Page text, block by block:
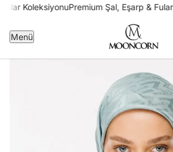
KoleksiyonuPremium Şal, Eşarp &
Menü